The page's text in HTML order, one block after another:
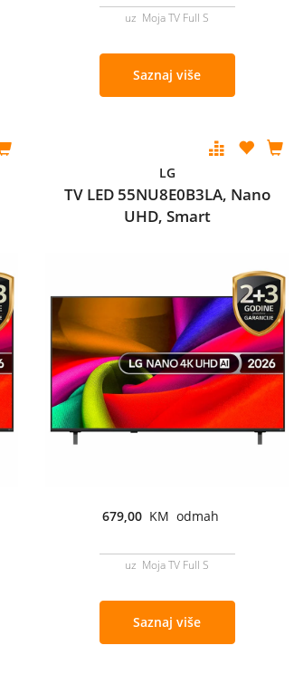
uz Moja TV Full S
Saznaj više
LG
TV LED 55NU8E0B3LA, Nano
UHD, Smart
679,00 KM odmah
uz Moja TV Full S
Saznaj više